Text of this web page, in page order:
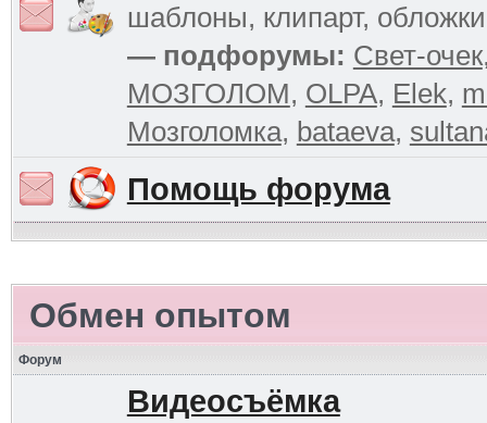
шаблоны, клипарт,
— подфорумы: Свет-очек
МОЗГОЛОМ, OLPA, Elek,
Мозголомка, bataeva,
Помощь форума
Обмен опытом
Форум
Видеосъёмка